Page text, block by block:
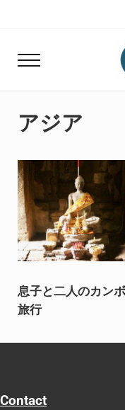
Skip to header right
Menu
アジア
息子と二人のカン
旅行
Contact